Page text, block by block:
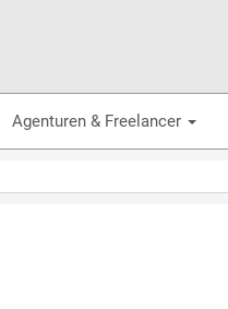
Agenturen & Freelancer